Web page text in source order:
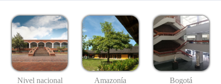
Nivel nacional Amazonía Bogotá